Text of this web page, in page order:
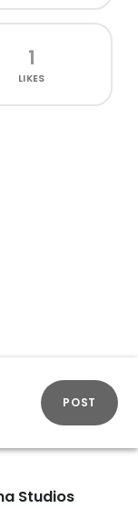
1
LIKES
POST
Studios